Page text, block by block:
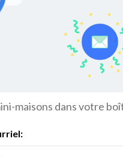
maisons dans votre